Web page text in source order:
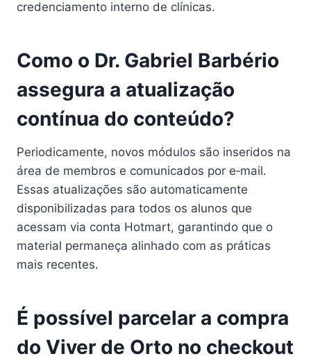
credenciamento interno de clínicas.
Como o Dr. Gabriel Barbério
assegura a atualização
contínua do conteúdo?
Periodicamente, novos módulos são inseridos na
área de membros e comunicados por e‑mail.
Essas atualizações são automaticamente
disponibilizadas para todos os alunos que
acessam via conta Hotmart, garantindo que o
material permaneça alinhado com as práticas
mais recentes.
É possível parcelar a compra
do Viver de Orto no checkout